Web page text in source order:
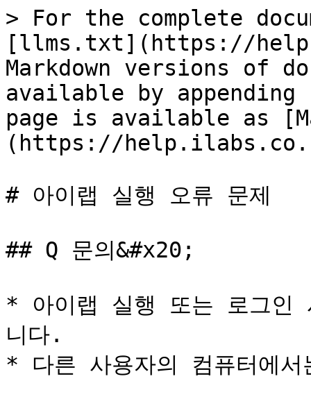
> For the complete
[llms.txt](https://
Markdown versions of
available by
page is available as
(https://
# 아이랩 실행 오류 문제
## Q 문의&#x20;
* 아이랩 실행 또는 로그인
니다.
* 다른 사용자의 컴퓨터에